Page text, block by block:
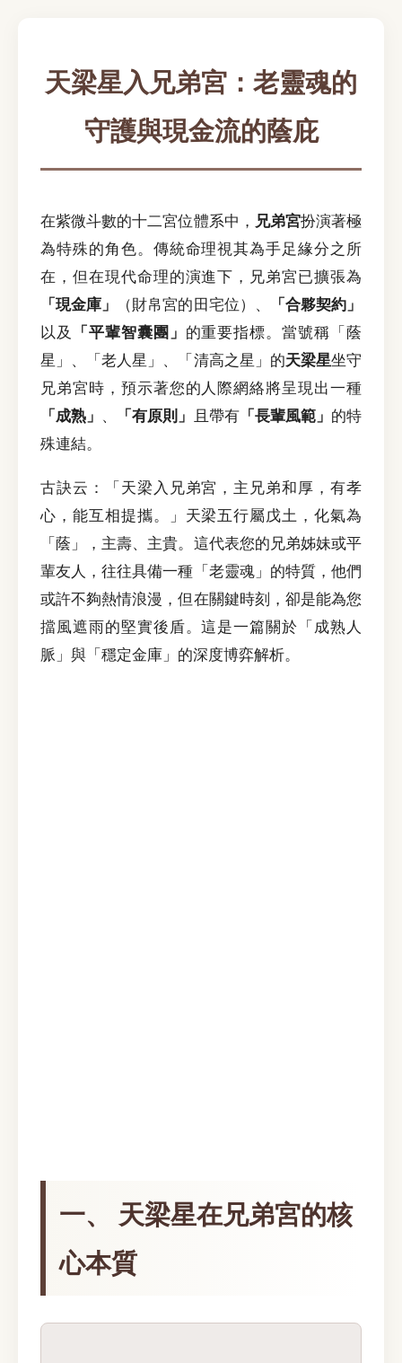
天梁星入兄弟宮：老靈魂的
守護與現金流的蔭庇
在紫微斗數的十二宮位體系中， 兄弟宮扮演著極
為特殊的角色。傳統命理視其為手足緣分之所
在，但在現代命理的演進下，兄弟宮已擴張為
「現金庫」
（財帛宮的田宅位）、
「合夥契約」
以及 「平輩智囊團」 的重要指標。當號稱「蔭
星」、「老人星」、「清高之星」的天梁星坐守
兄弟宮時，預示著您的人際網絡將呈現出一種
「成熟」 、 「有原則」 且帶有「長輩風範」 的特
殊連結。
古訣云：「天梁入兄弟宮，主兄弟和厚，有孝
心，能互相提攜。」天梁五行屬戊土，化氣為
「蔭」，主壽、主貴。這代表您的兄弟姊妹或平
輩友人，往往具備一種「老靈魂」的特質，他們
或許不夠熱情浪漫，但在關鍵時刻，卻是能為您
擋風遮雨的堅實後盾。這是一篇關於「成熟人
脈」與「穩定金庫」的深度博弈解析。
一、 天梁星在兄弟宮的核
心本質